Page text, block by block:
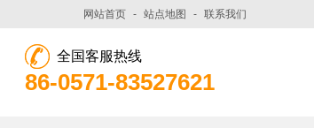
网站首页 - 站点地图 - 联系我们
全国客服热线
86-0571-83527621